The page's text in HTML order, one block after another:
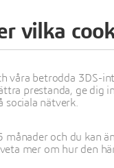
vilka
våra betrodda 3DS-
prestanda, ge dig
sociala nätverk.
månader och du kan
mer om hur den